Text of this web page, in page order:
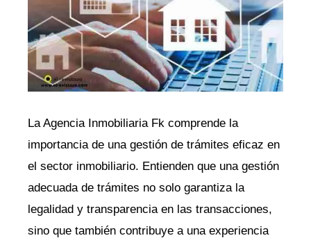
La Agencia Inmobiliaria Fk comprende la
importancia de una gestión de trámites eficaz en
el sector inmobiliario. Entienden que una gestión
adecuada de trámites no solo garantiza la
legalidad y transparencia en las transacciones,
sino que también contribuye a una experiencia